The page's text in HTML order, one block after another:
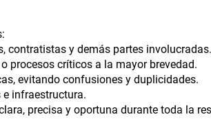
contratistas y demás partes involucradas.
procesos críticos a la mayor brevedad.
evitando confusiones y duplicidades.
infraestructura.
precisa y oportuna durante toda la